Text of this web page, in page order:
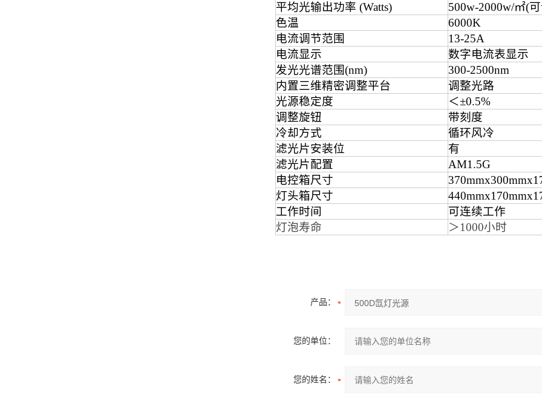
平均光输出功率 (Watts)
500w-2000w/㎡(
色温
6000K
电流调节范围
13-25A
电流显示
数字电流表显示
发光光谱范围(nm)
300-2500nm
内置三维精密调整平台
调整光路
光源稳定度
＜±0.5%
调整旋钮
带刻度
冷却方式
循环风冷
滤光片安装位
有
滤光片配置
AM1.5G
电控箱尺寸
灯头箱尺寸
工作时间
可连续工作
灯泡寿命
＞1000小时
产品：
您的单位：
您的姓名：